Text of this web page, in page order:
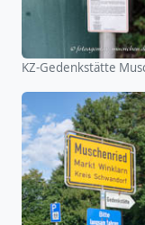
KZ-Gedenkstätte